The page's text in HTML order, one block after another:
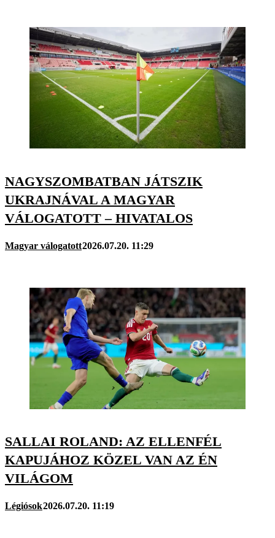
NAGYSZOMBATBAN JÁTSZIK
UKRAJNÁVAL A MAGYAR
VÁLOGATOTT – HIVATALOS
Magyar válogatott2026.07.20. 11:29
SALLAI ROLAND: AZ ELLENFÉL
KAPUJÁHOZ KÖZEL VAN AZ ÉN
VILÁGOM
Légiósok2026.07.20. 11:19